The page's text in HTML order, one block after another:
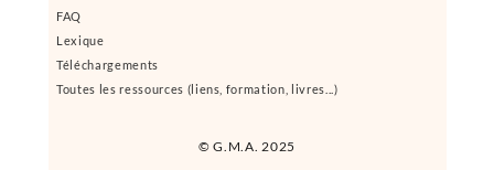
© G.M.A. 2025
FAQ
Lexique
Téléchargements
Toutes les ressources (liens, formation, livres...)